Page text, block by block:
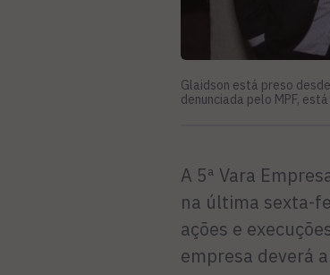
Glaidson está preso
denunciada pelo MPF,
A 5ª Vara
na última sexta-
ações e
empresa deverá